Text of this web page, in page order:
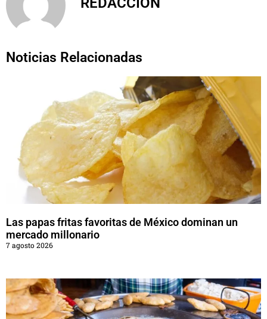
Noticias Relacionadas
Las papas fritas favoritas de México dominan un
mercado millonario
7 agosto 2026